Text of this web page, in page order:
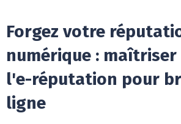
Forgez votre
numérique :
l'e-réputation pour
ligne